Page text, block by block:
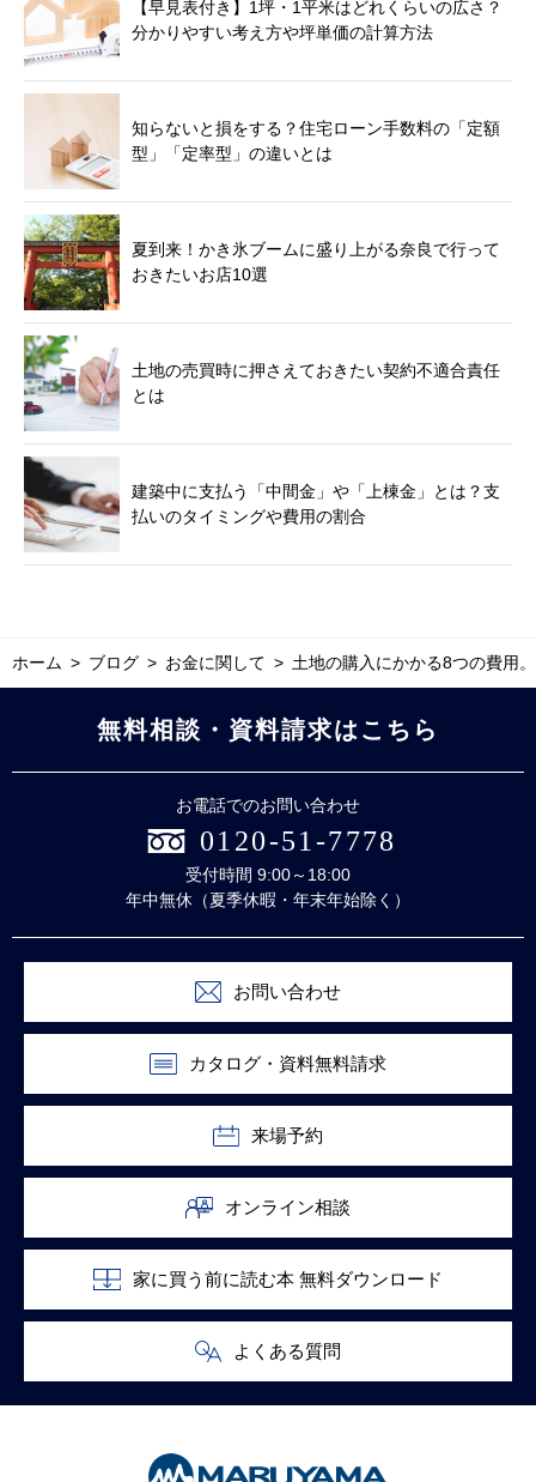
【早見表付き】1坪・1平米はどれくらいの広さ？
分かりやすい考え方や坪単価の計算方法
知らないと損をする？住宅ローン手数料の「定額
型」「定率型」の違いとは
夏到来！かき氷ブームに盛り上がる奈良で行って
おきたいお店10選
土地の売買時に押さえておきたい契約不適合責任
とは
建築中に支払う「中間金」や「上棟金」とは？支
払いのタイミングや費用の割合
ホーム ブログ お金に関して 土地の購入にかかる8つの費用
無料相談・資料請求はこちら
お電話でのお問い合わせ
0120-51-7778
受付時間 9:00～18:00
年中無休（夏季休暇・年末年始除く）
お問い合わせ
カタログ・資料無料請求
来場予約
オンライン相談
家に買う前に読む本 無料ダウンロード
よくある質問